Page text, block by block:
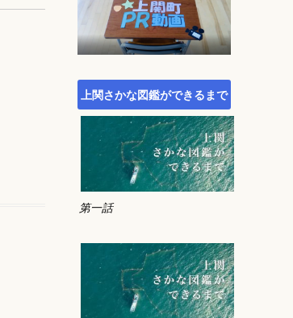
施策・計画
町議会
オープンデータサイト
上関さかな図鑑ができるまで
第一話